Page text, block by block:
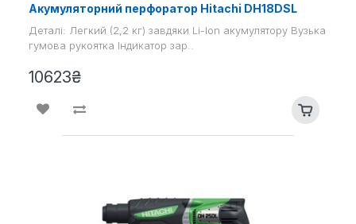
Акумуляторний перфоратор Hitachi DH18DSL
Деталі: Легкий (2,2 кг) завдяки Li-Ion акумулятору Вузька
гумова рукоятка Індикатор зар..
10623₴